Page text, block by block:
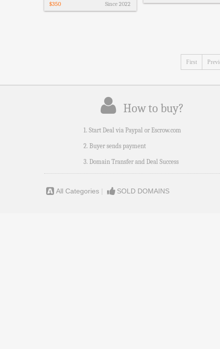
$350 Since 2022
First
How to buy?
1. Start Deal via Paypal or Escrow.com
2. Buyer sends payment
3. Domain Transfer and Deal Success
All Categories | SOLD DOMAINS